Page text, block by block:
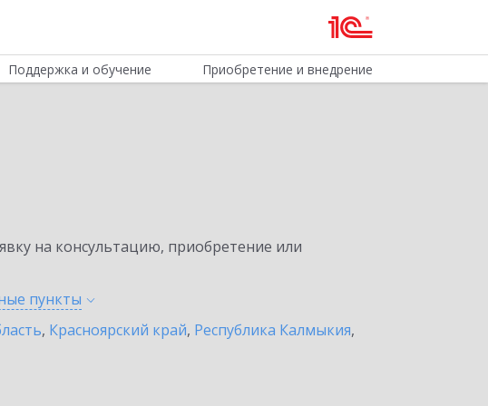
Поддержка и обучение Приобретение и внедрение
на консультацию, приобретение или
пункты
, Красноярский край, Республика Калмыкия,